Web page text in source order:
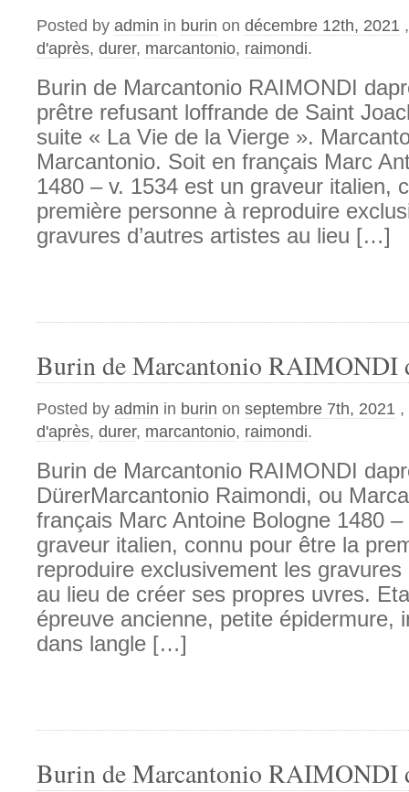
Posted by admin in burin on décembre 12th, 2021
d'après, durer, marcantonio, raimondi.
Burin de Marcantonio RAIMONDI
prêtre refusant loffrande de Saint
suite « La Vie de la Vierge ».
Marcantonio. Soit en français Marc
1480 – v. 1534 est un graveur italien,
première personne à reproduire
gravures d’autres artistes au lieu […]
Burin de Marcantonio RAIMONDI
Posted by admin in burin on septembre 7th, 2021 ,
d'après, durer, marcantonio, raimondi.
Burin de Marcantonio RAIMONDI
DürerMarcantonio Raimondi, ou
français Marc Antoine Bologne 1480
graveur italien, connu pour être la
reproduire exclusivement les gravures
au lieu de créer ses propres uvres.
épreuve ancienne, petite épidermure,
dans langle […]
Burin de Marcantonio RAIMONDI